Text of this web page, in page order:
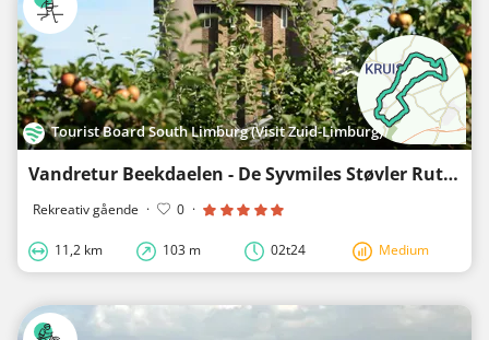
Tourist Board South Limburg (Visit Zuid-Limburg)
Vandretur Beekdaelen - De Syvmiles Støvler Rute
Rekreativ gående · 0 ·
11,2 km 103 m 02t24 Medium